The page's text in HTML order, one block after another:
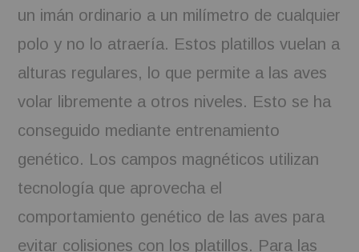
un imán ordinario a un milímetro de cualquier
polo y no lo atraería. Estos platillos vuelan a
alturas regulares, lo que permite a las aves
volar libremente a otros niveles. Esto se ha
conseguido mediante entrenamiento
genético. Los campos magnéticos utilizan
tecnología que aprovecha el
comportamiento genético de las aves para
evitar colisiones con los platillos. Para las